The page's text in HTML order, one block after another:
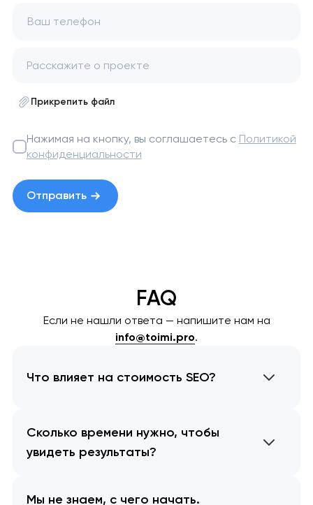
Ваш телефон
Прикрепить файл
Нажимая на кнопку, вы соглашаетесь с Политикой
конфиденциальности
Отправить
FAQ
Если не нашли ответа — напишите нам на
info@toimi.pro.
Что влияет на стоимость SEO?
Сколько времени нужно, чтобы
увидеть результаты?
Мы не знаем, с чего начать.